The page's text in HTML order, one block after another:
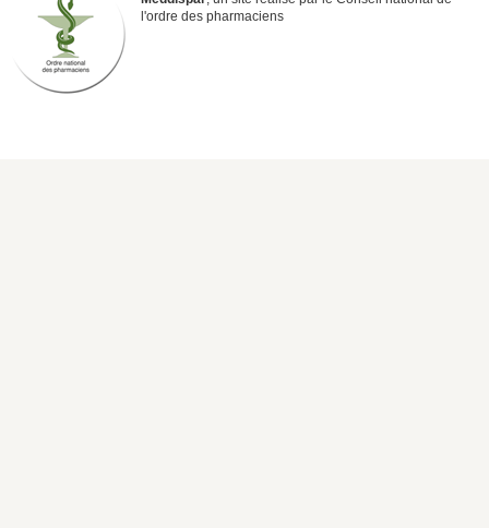
l'ordre des pharmaciens